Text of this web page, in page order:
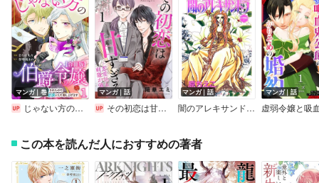
マンガ｜巻
じゃない方の伯爵令嬢 人違いで求婚されたので破談にして差し上げます【合冊版】
マンガ｜話
その初恋は甘すぎる～恋愛処女には刺激が強い～
マンガ｜話
闇のアレキサンドラ もうひとりのわたし【分冊版】
マンガ｜話
この本を読んだ人におすすめの著者